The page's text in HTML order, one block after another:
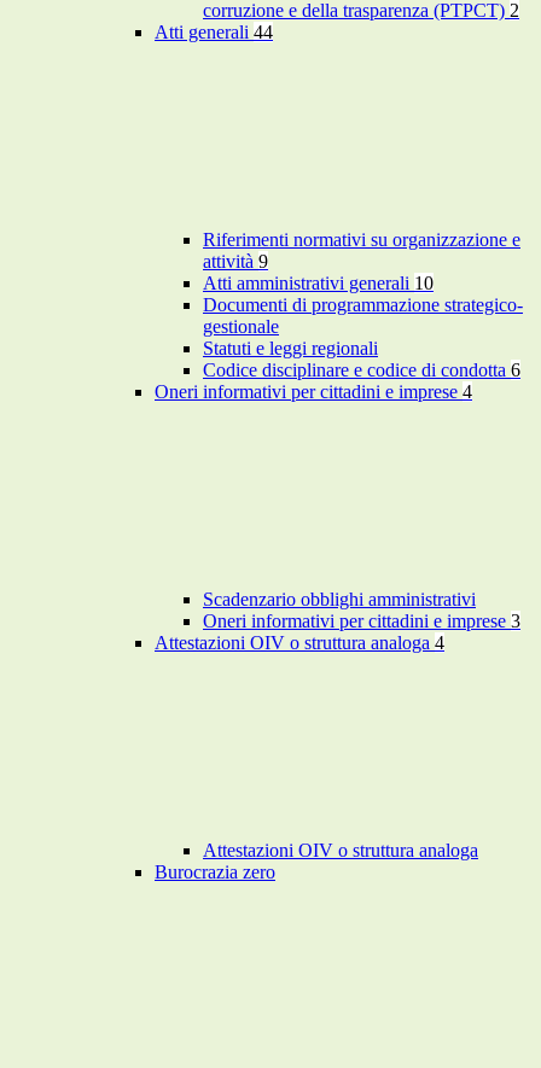
corruzione e della trasparenza (PTPCT) 2
Atti generali 44
Riferimenti normativi su organizzazione e
attività 9
Atti amministrativi generali 10
Documenti di programmazione strategico-
gestionale
Statuti e leggi regionali
Codice disciplinare e codice di condotta 6
Oneri informativi per cittadini e imprese 4
Scadenzario obblighi amministrativi
Oneri informativi per cittadini e imprese 3
Attestazioni OIV o struttura analoga 4
Attestazioni OIV o struttura analoga
Burocrazia zero